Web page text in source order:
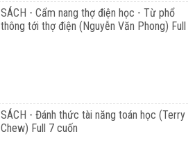
SÁCH - Cẩm nang thợ điện học - Từ phổ
thông tới thợ điện (Nguyễn Văn Phong) Full
SÁCH - Đánh thức tài năng toán học (Terry
Chew) Full 7 cuốn